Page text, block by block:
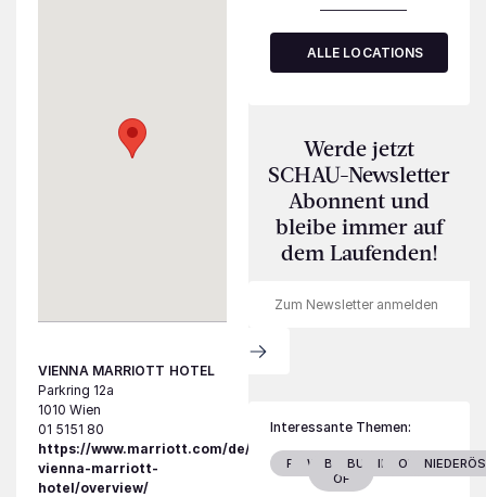
VIENNA MARRIOTT HOTEL
Parkring 12a
1010 Wien
01 5151 80
https://www.marriott.com/de/hotels/vieat-
vienna-marriott-
hotel/overview/
ALLE LOCATIONS
Werde jetzt
SCHAU-Newsletter
Abonnent und
bleibe immer auf
dem Laufenden!
Interessante Themen:
FAMILIE
WIENBEST
OF
BURGENLAND
INDOOR
OUTDOOR